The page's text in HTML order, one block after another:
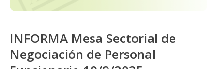
INFORMA Mesa Sectorial de
Negociación de Personal